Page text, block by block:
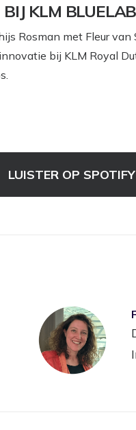
KLM
Rosman met Fleur van
bij KLM Royal
LUISTER OP SPOTIFY